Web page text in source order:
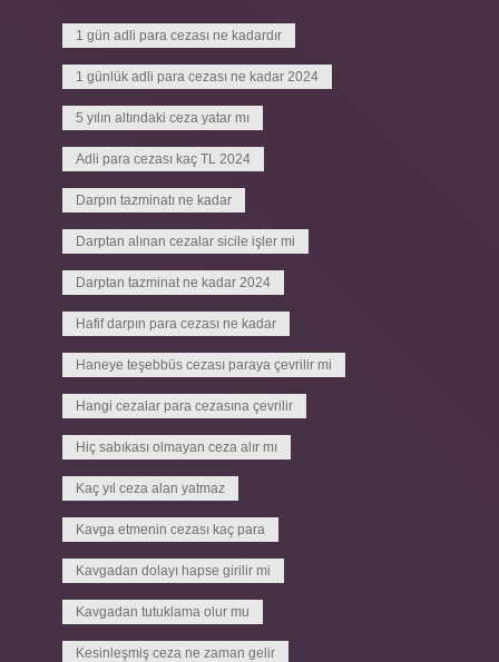
1 gün adli para cezası ne kadardır
1 günlük adli para cezası ne kadar 2024
5 yılın altındaki ceza yatar mı
Adli para cezası kaç TL 2024
Darpın tazminatı ne kadar
Darptan alınan cezalar sicile işler mi
Darptan tazminat ne kadar 2024
Hafif darpın para cezası ne kadar
Haneye teşebbüs cezası paraya çevrilir mi
Hangi cezalar para cezasına çevrilir
Hiç sabıkası olmayan ceza alır mı
Kaç yıl ceza alan yatmaz
Kavga etmenin cezası kaç para
Kavgadan dolayı hapse girilir mi
Kavgadan tutuklama olur mu
Kesinleşmiş ceza ne zaman gelir